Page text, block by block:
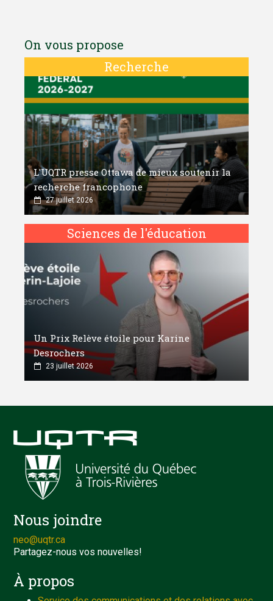
On vous propose
Recherche
L'UQTR presse Ottawa de mieux soutenir la
recherche francophone
27 juillet 2026
Sciences de l'éducation
Un Prix Relève étoile pour Karine
Desrochers
23 juillet 2026
Nous joindre
neo@uqtr.ca
Partagez-nous vos nouvelles!
À propos